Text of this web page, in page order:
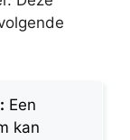
Een
kan